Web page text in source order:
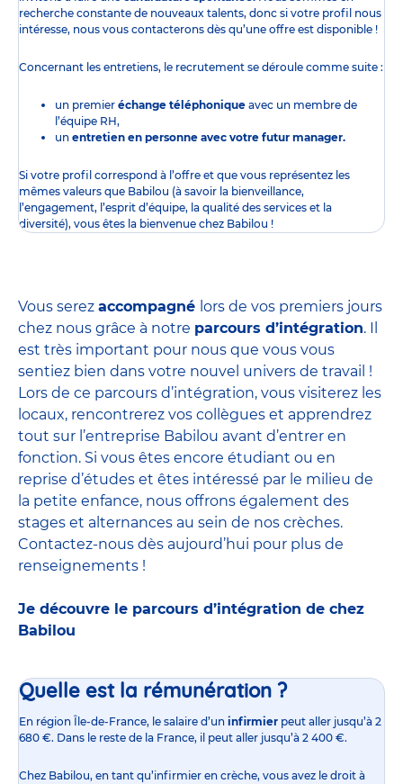
recherche constante de nouveaux talents, donc si votre profil nous
intéresse, nous vous contacterons dès qu’une offre est disponible !
Concernant les entretiens, le recrutement se déroule comme suite :
un premier échange téléphonique avec un membre de
l’équipe RH,
un entretien en personne avec votre futur manager.
Si votre profil correspond à l’offre et que vous représentez les
mêmes valeurs que Babilou (à savoir la bienveillance,
l’engagement, l’esprit d’équipe, la qualité des services et la
diversité), vous êtes la bienvenue chez Babilou !
Vous serez accompagné lors de vos premiers jours
chez nous grâce à notre parcours d’intégration. Il
est très important pour nous que vous vous
sentiez bien dans votre nouvel univers de travail !
Lors de ce parcours d’intégration, vous visiterez les
locaux, rencontrerez vos collègues et apprendrez
tout sur l’entreprise Babilou avant d’entrer en
fonction. Si vous êtes encore étudiant ou en
reprise d’études et êtes intéressé par le milieu de
la petite enfance, nous offrons également des
stages et alternances au sein de nos crèches.
Contactez-nous dès aujourd’hui pour plus de
renseignements !
Je découvre le parcours d’intégration de chez
Babilou
Quelle est la rémunération ?
En région Île-de-France, le salaire d’un infirmier peut aller jusqu’à 2
680 €. Dans le reste de la France, il peut aller jusqu’à 2 400 €.
Chez Babilou, en tant qu’infirmier en crèche, vous avez le droit à